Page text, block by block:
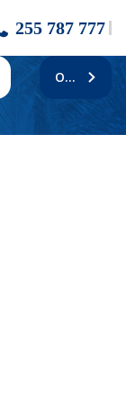
255 787 777
ODEBÍRAT